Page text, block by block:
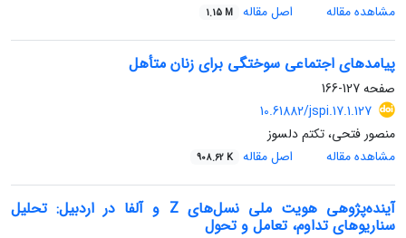
مشاهده مقاله
اصل مقاله 1.15 M
پیامدهای اجتماعی سوختگی برای زنان متأهل
صفحه127-166
10.61882/jspi.17.1.127
منصور فتحی، تکتم دلسوز
مشاهده مقاله
اصل مقاله 908.62 K
آینده‌پژوهی هویت ملی نسل‌های Z و آلفا در اردبیل: تحلیل
سناریوهای تداوم، تعامل و تحول